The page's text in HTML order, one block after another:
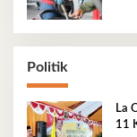
Politik
La
11